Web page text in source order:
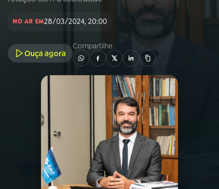
INÍCIO
A RÁDIO
PROGRAMAÇÃO
PROGRAMAS
PODCASTS
VIDEOCASTS
NO AR EM28/03/2024, 20:00
Ouça agora
Compartilhe